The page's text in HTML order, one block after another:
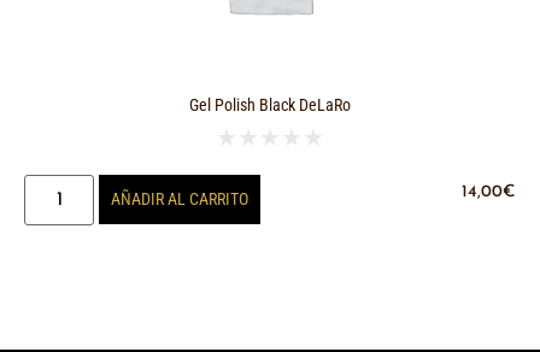
Gel Polish Black DeLaRo
★ ★ ★ ★ ★
14,00€
AÑADIR AL CARRITO